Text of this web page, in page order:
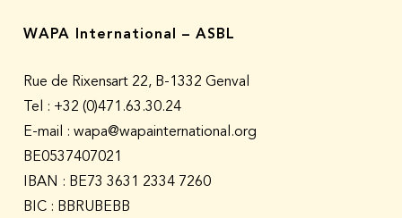
WAPA International – ASBL
Rue de Rixensart 22, B-1332 Genval
Tel : +32 (0)471.63.30.24
E-mail : wapa@wapainternational.org
BE0537407021
IBAN : BE73 3631 2334 7260
BIC : BBRUBEBB